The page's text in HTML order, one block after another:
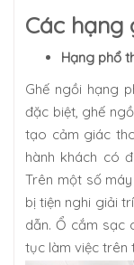
Các hạng
Hạng phổ
Ghế ngồi hạng
đặc biệt, ghế
tạo cảm giác
hành khách có
Trên một số
bị tiện nghi giải
dẫn. Ổ cắm sạc
tục làm việc trên